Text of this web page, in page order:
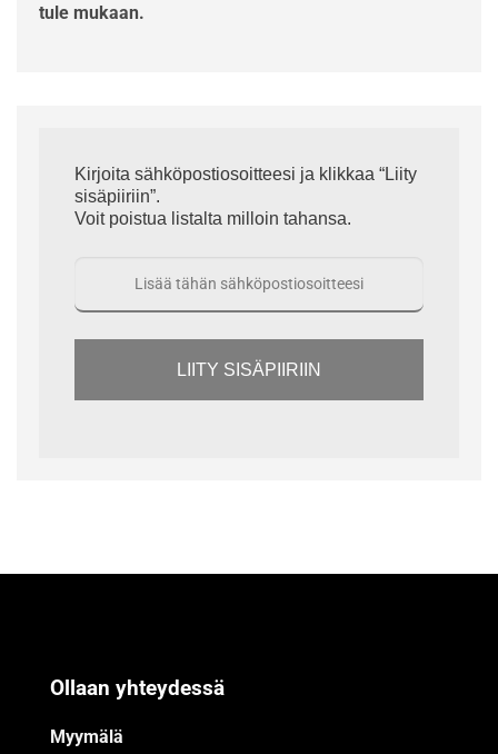
tule mukaan.
Kirjoita sähköpostiosoitteesi ja klikkaa “Liity
sisäpiiriin”.
Voit poistua listalta milloin tahansa.
LIITY SISÄPIIRIIN
Ollaan yhteydessä
Myymälä